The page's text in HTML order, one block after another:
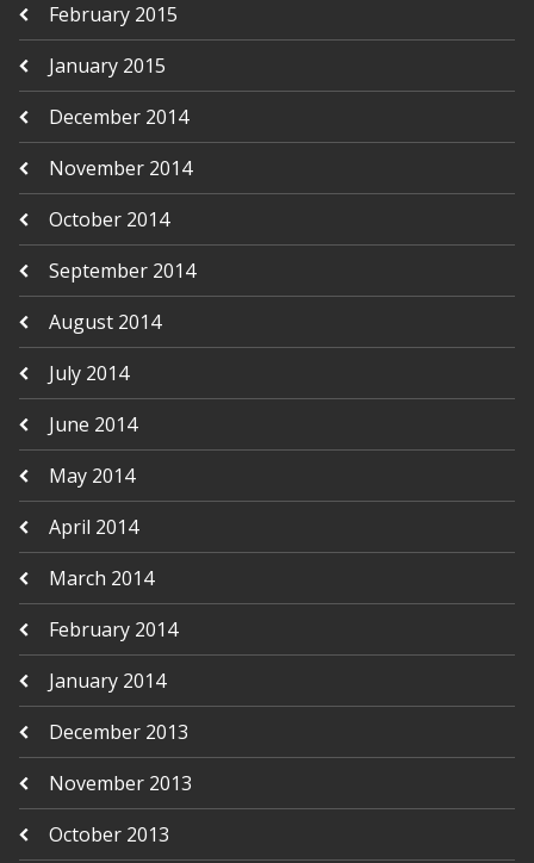
February 2015
January 2015
December 2014
November 2014
October 2014
September 2014
August 2014
July 2014
June 2014
May 2014
April 2014
March 2014
February 2014
January 2014
December 2013
November 2013
October 2013